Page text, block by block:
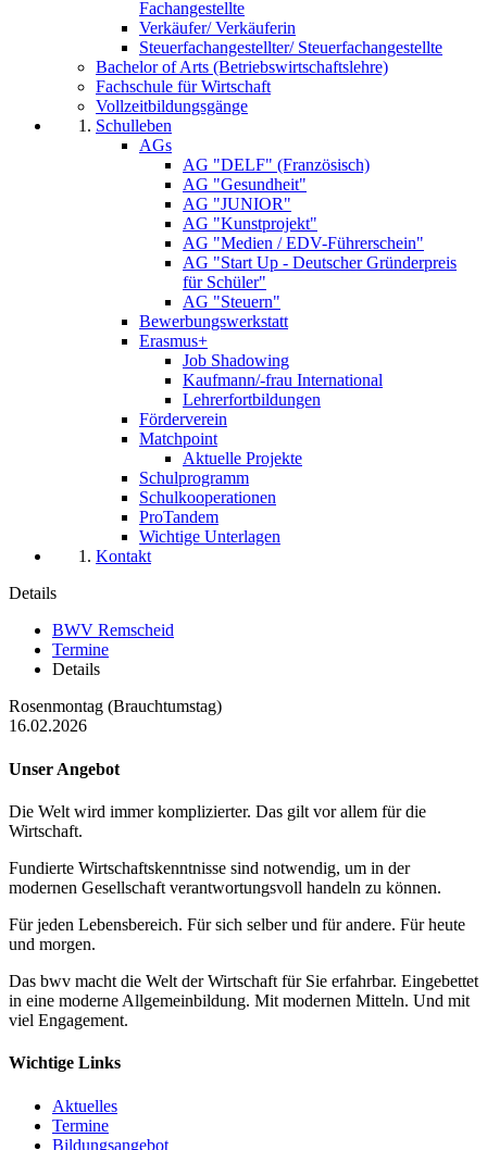
Fachangestellte
Verkäufer/ Verkäuferin
Steuerfachangestellter/ Steuerfachangestellte
Bachelor of Arts (Betriebswirtschaftslehre)
Fachschule für Wirtschaft
Vollzeitbildungsgänge
Schulleben
AGs
AG "DELF" (Französisch)
AG "Gesundheit"
AG "JUNIOR"
AG "Kunstprojekt"
AG "Medien / EDV-Führerschein"
AG "Start Up - Deutscher Gründerpreis
für Schüler"
AG "Steuern"
Bewerbungswerkstatt
Erasmus+
Job Shadowing
Kaufmann/-frau International
Lehrerfortbildungen
Förderverein
Matchpoint
Aktuelle Projekte
Schulprogramm
Schulkooperationen
ProTandem
Wichtige Unterlagen
Kontakt
Details
BWV Remscheid
Termine
Details
Rosenmontag (Brauchtumstag)
16.02.2026
Unser Angebot
Die Welt wird immer komplizierter. Das gilt vor allem für die
Wirtschaft.
Fundierte Wirtschaftskenntnisse sind notwendig, um in der
modernen Gesellschaft verantwortungsvoll handeln zu können.
Für jeden Lebensbereich. Für sich selber und für andere. Für heute
und morgen.
Das bwv macht die Welt der Wirtschaft für Sie erfahrbar. Eingebettet
in eine moderne Allgemeinbildung. Mit modernen Mitteln. Und mit
viel Engagement.
Wichtige Links
Aktuelles
Termine
Bildungsangebot